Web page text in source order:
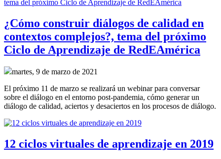
¿Cómo construir diálogos de calidad en
contextos complejos?, tema del próximo
Ciclo de Aprendizaje de RedEAmérica
martes, 9 de marzo de 2021
El próximo 11 de marzo se realizará un webinar para conversar
sobre el diálogo en el entorno post-pandemia, cómo generar un
diálogo de calidad, aciertos y desaciertos en los procesos de diálogo.
12 ciclos virtuales de aprendizaje en 2019